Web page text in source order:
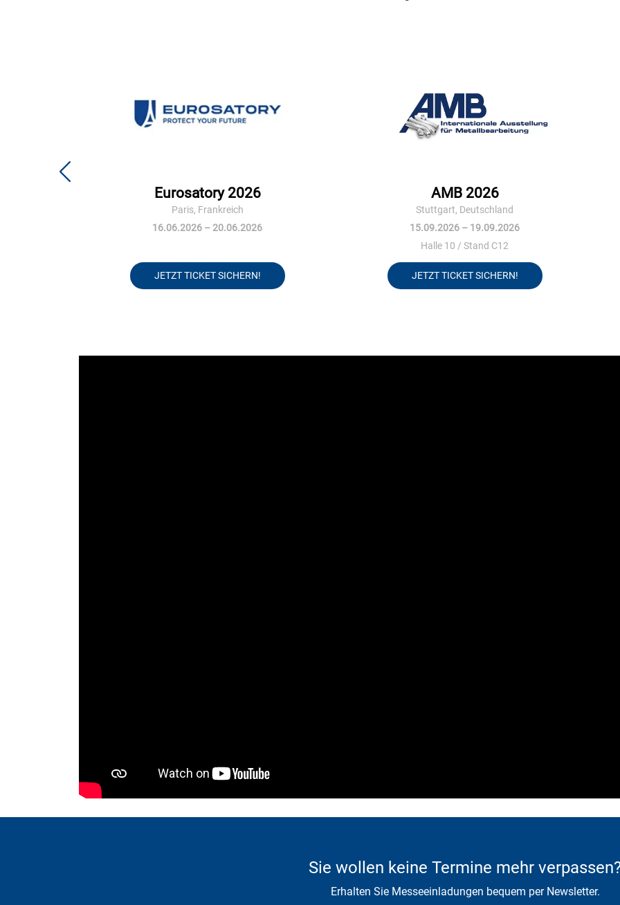
Eurosatory 2026
Paris, Frankreich
16.06.2026 – 20.06.2026
JETZT TICKET SICHERN!
AMB 2026
Stuttgart, Deutschland
15.09.2026 – 19.09.2026
Halle 10 / Stand C12
JETZT TICKET SICHERN!
Sie wollen keine Termine mehr
Erhalten Sie Messeeinladungen bequem per Newsletter.